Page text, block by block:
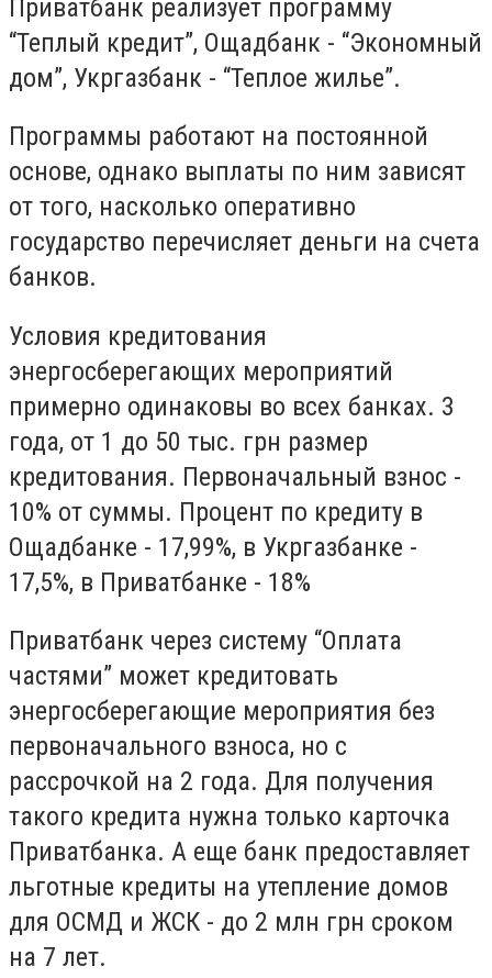
Приватбанк реализует программу
“Теплый кредит”, Ощадбанк - “Экономный
дом”, Укргазбанк - “Теплое жилье”.
Программы работают на постоянной
основе, однако выплаты по ним зависят
от того, насколько оперативно
государство перечисляет деньги на счета
банков.
Условия кредитования
энергосберегающих мероприятий
примерно одинаковы во всех банках. 3
года, от 1 до 50 тыс. грн размер
кредитования. Первоначальный взнос -
10% от суммы. Процент по кредиту в
Ощадбанке - 17,99%, в Укргазбанке -
17,5%, в Приватбанке - 18%
Приватбанк через систему “Оплата
частями” может кредитовать
энергосберегающие мероприятия без
первоначального взноса, но с
рассрочкой на 2 года. Для получения
такого кредита нужна только карточка
Приватбанка. А еще банк предоставляет
льготные кредиты на утепление домов
для ОСМД и ЖСК - до 2 млн грн сроком
на 7 лет.